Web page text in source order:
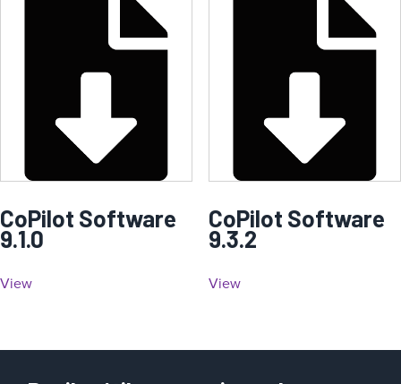
CoPilot Software
9.1.0
View
CoPilot Software
9.3.2
View